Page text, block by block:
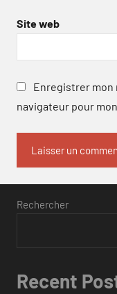
Site web
Enregistrer mon
navigateur pour
Rechercher
Recent